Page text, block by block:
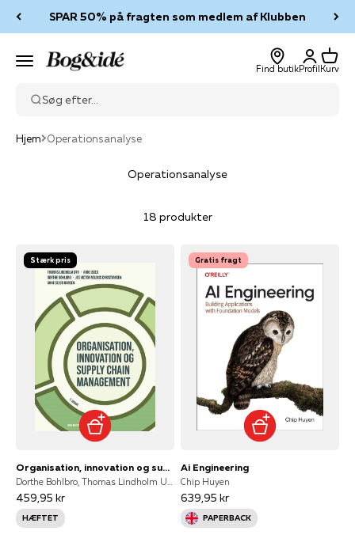
SPAR 50% på fragten som medlem af Klubben
Menu Bog & idé
Find butik
Log ind
Profil
Kurv
Kurv
Søg efter...
Hjem Operationsanalyse
Operationsanalyse
18 produkter
Stærk pris
Organisation, innovation og supply chain management
459,95 kr
HÆFTET
Gratis fragt
Ai Engineering
Chip Huyen
639,95 kr
PAPERBACK